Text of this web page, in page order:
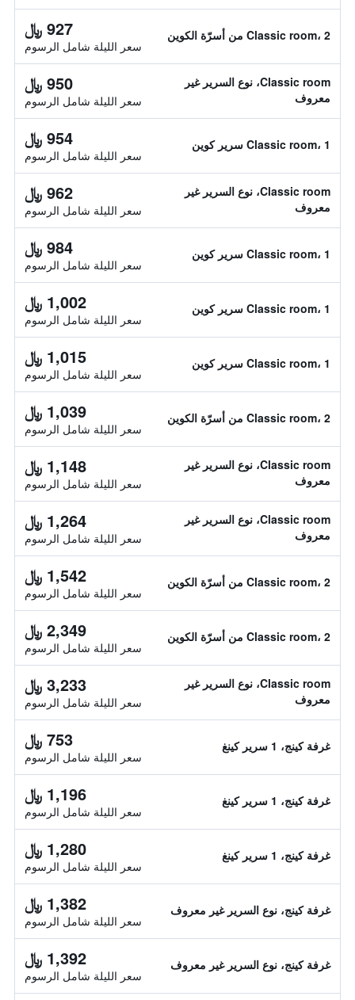
Classic room، 2 من أسرّة الكوين 927 ﷼
سعر الليلة شامل الرسوم
Classic room، نوع السرير غير
معروف
950 ﷼
سعر الليلة شامل الرسوم
Classic room، 1 سرير كوين 954 ﷼
سعر الليلة شامل الرسوم
Classic room، نوع السرير غير
معروف
962 ﷼
سعر الليلة شامل الرسوم
Classic room، 1 سرير كوين 984 ﷼
سعر الليلة شامل الرسوم
Classic room، 1 سرير كوين 1,002 ﷼
سعر الليلة شامل الرسوم
Classic room، 1 سرير كوين 1,015 ﷼
سعر الليلة شامل الرسوم
Classic room، 2 من أسرّة الكوين 1,039 ﷼
سعر الليلة شامل الرسوم
Classic room، نوع السرير غير
معروف
1,148 ﷼
سعر الليلة شامل الرسوم
Classic room، نوع السرير غير
معروف
1,264 ﷼
سعر الليلة شامل الرسوم
Classic room، 2 من أسرّة الكوين 1,542 ﷼
سعر الليلة شامل الرسوم
Classic room، 2 من أسرّة الكوين 2,349 ﷼
سعر الليلة شامل الرسوم
Classic room، نوع السرير غير
معروف
3,233 ﷼
سعر الليلة شامل الرسوم
غرفة كينج، 1 سرير كينغ 753 ﷼
سعر الليلة شامل الرسوم
غرفة كينج، 1 سرير كينغ 1,196 ﷼
سعر الليلة شامل الرسوم
غرفة كينج، 1 سرير كينغ 1,280 ﷼
سعر الليلة شامل الرسوم
غرفة كينج، نوع السرير غير معروف 1,382 ﷼
سعر الليلة شامل الرسوم
غرفة كينج، نوع السرير غير معروف 1,392 ﷼
سعر الليلة شامل الرسوم